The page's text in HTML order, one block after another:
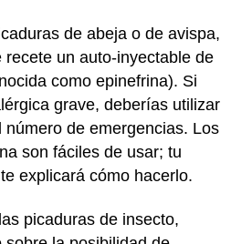
de abeja o de avispa,
un auto-inyectable de
como epinefrina). Si
grave, deberías utilizar
de emergencias. Los
son fáciles de usar; tu
explicará cómo hacerlo.
picaduras de insecto,